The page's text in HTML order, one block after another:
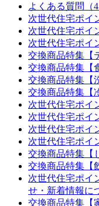
よくある質問（4
次世代住宅ポイ
次世代住宅ポイ
次世代住宅ポイ
交換商品特集【
交換商品特集【
交換商品特集【
交換商品特集【
次世代住宅ポイ
次世代住宅ポイ
次世代住宅ポイ
次世代住宅ポイ
交換商品特集【
交換商品特集【
次世代住宅ポイ
せ・新着情報に
交換商品特集【